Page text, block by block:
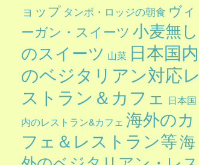
ョップ タンボ・ロッジの朝食 ヴィ
ーガン・スイーツ 小麦無し
のスイーツ 山菜 日本国内
のベジタリアン対応レ
ストラン＆カフェ 日本国
内のレストラン&カフェ 海外のカ
フェ＆レストラン等海